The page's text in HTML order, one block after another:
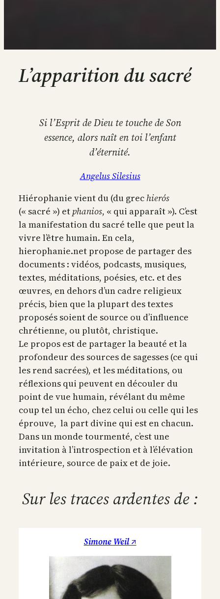
L’apparition du sacré
Si l’Esprit de Dieu te touche de Son
essence, alors naît en toi l’enfant
d’éternité.
Angelus Silesius
Hiérophanie vient du (du grec hierós
(« sacré ») et phanios, « qui apparaît »). C’est
la manifestation du sacré telle que peut la
vivre l’être humain. En cela,
hierophanie.net propose de partager des
documents : vidéos, podcasts, musiques,
textes, méditations, poésies, etc. et des
œuvres, en dehors d’un cadre religieux
précis, bien que la plupart des textes
proposés soient de source ou d’influence
chrétienne, ou plutôt, christique.
Le propos est de partager la beauté et la
profondeur des sources de sagesses (ce qui
les rend sacrées), et les méditations, ou
réflexions qui peuvent en découler du
point de vue humain, révélant du même
coup tel un écho, chez celui ou celle qui les
éprouve, la part divine qui est en chacun.
Dans un monde tourmenté, c’est une
invitation à l’introspection et à l’élévation
intérieure, source de paix et de joie.
Sur les traces ardentes de :
Simone Weil ↗